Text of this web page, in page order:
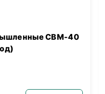
СВМ-40